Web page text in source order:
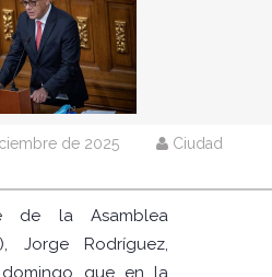
de 2025
Ciudad
de la Asamblea
Jorge Rodríguez,
que en la